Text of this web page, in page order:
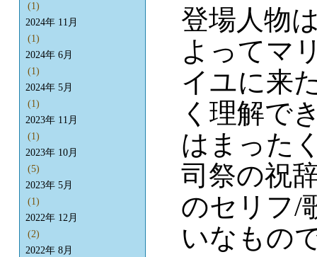
登場人物
よってマ
イユに来
く理解で
はまった
司祭の祝
のセリフ/
いなもの
(1)
2024年 11月
(1)
2024年 6月
(1)
2024年 5月
(1)
2023年 11月
(1)
2023年 10月
(5)
2023年 5月
(1)
2022年 12月
(2)
2022年 8月